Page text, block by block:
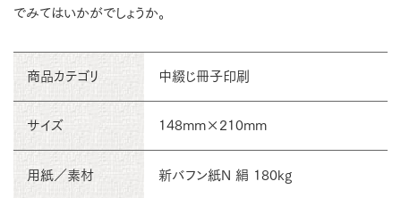
でみてはいかがでしょうか。
商品カテゴリ 中綴じ冊子印刷
サイズ 148mm×210mm
用紙／素材 新バフン紙N 絹 180kg